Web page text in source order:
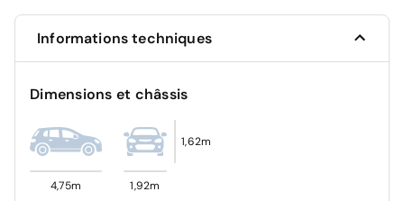
Assistant d’évitement de collision
Informations techniques
Dimensions et châssis
4,75m 1,92m
1,62m